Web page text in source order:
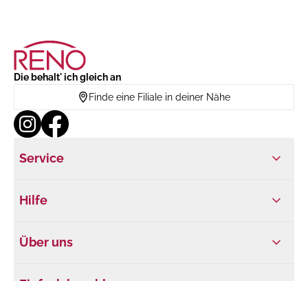
Die behalt' ich gleich an
Finde eine Filiale in deiner Nähe
Service
Hilfe
Über uns